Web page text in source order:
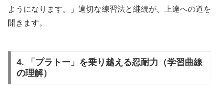
ようになります。」適切な練習法と継続が、上達への道を
開きます。
4. 「プラトー」を乗り越える忍耐力（学習曲線
の理解）